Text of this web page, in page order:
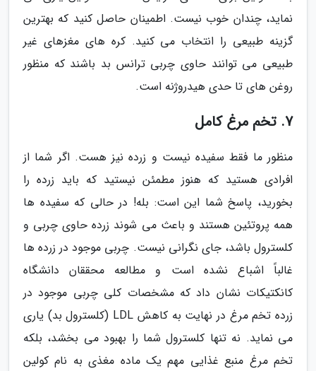
نماید، چندان خوب نیست. اطمینان حاصل کنید که بهترین
گزینه طبیعی را انتخاب می کنید. کره های مغزهای غیر
طبیعی می توانند حاوی چربی ترانس بد باشند که منظور
روغن های تا حدی هیدروژنه است.
7. تخم مرغ کامل
منظور ما فقط سفیده نیست و زرده نیز هست. اگر شما از
افرادی هستید که هنوز مطمئن نیستید که باید زرده را
بخورید، پاسخ شما این است: بله! در حالی که سفیده ها
همه پروتئین هستند و باعث می شوند زرده حاوی چربی و
کلسترول باشد، جای نگرانی نیست. چربی موجود در زرده ها
غالباً اشباع نشده است و مطالعه محققان دانشگاه
کانکتیکات نشان داد که مشخصات کلی چربی موجود در
زرده تخم مرغ در نهایت به کاهش LDL (کلسترول بد) یاری
می نماید. نه تنها کلسترول شما را بهبود می بخشد، بلکه
تخم مرغ منبع غذایی مهم یک ماده مغذی به نام کولین